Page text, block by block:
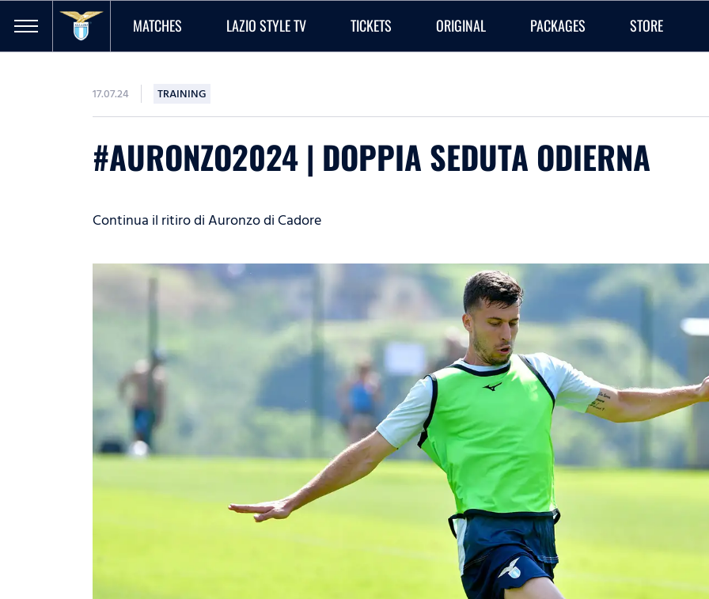
MATCHES LAZIO STYLE TV TICKETS ORIGINAL PACKAGES STORE
17.07.24 TRAINING
#AURONZO2024 | DOPPIA SEDUTA ODIERNA
Continua il ritiro di Auronzo di Cadore